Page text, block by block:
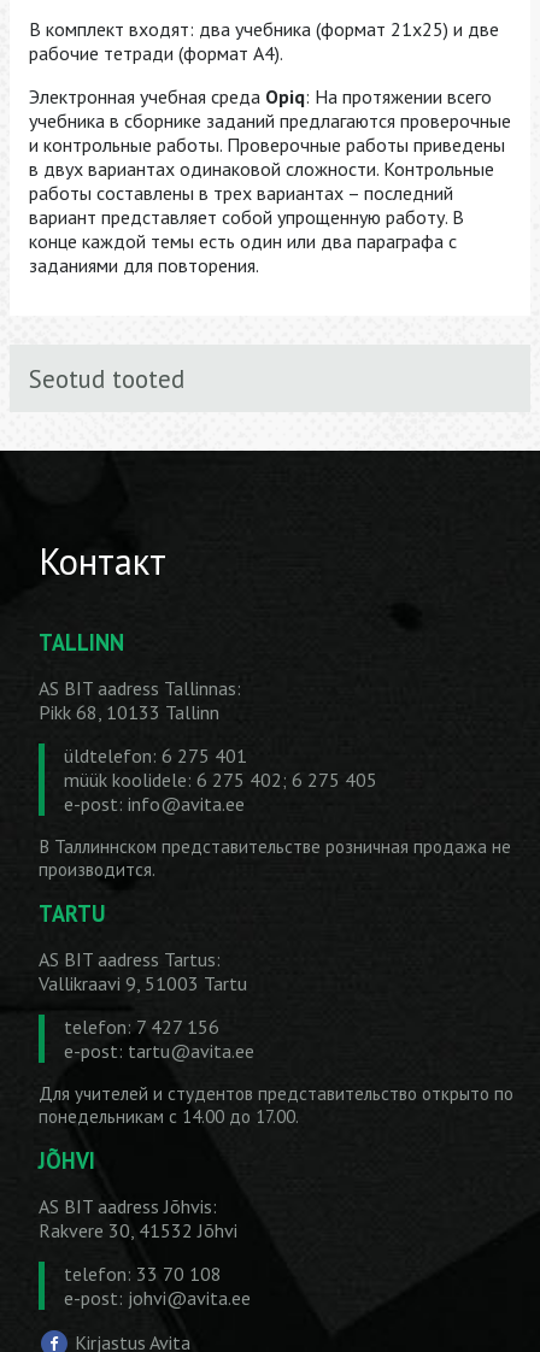
В комплект входят: два учебника (формат 21х25) и две
рабочие тетради (формат A4).
Электронная учебная среда Opiq: На протяжении всего
учебника в сборнике заданий предлагаются проверочные
и контрольные работы. Проверочные работы приведены
в двух вариантах одинаковой сложности. Контрольные
работы составлены в трех вариантах – последний
вариант представляет собой упрощенную работу. В
конце каждой темы есть один или два параграфа с
заданиями для повторения.
Seotud tooted
Контакт
TALLINN
AS BIT aadress Tallinnas:
Pikk 68, 10133 Tallinn
üldtelefon: 6 275 401
müük koolidele: 6 275 402; 6 275 405
e-post: info@avita.ee
В Таллиннском представительстве розничная продажа не
производится.
TARTU
AS BIT aadress Tartus:
Vallikraavi 9, 51003 Tartu
telefon: 7 427 156
e-post: tartu@avita.ee
Для учителей и студентов представительство открыто по
понедельникам с 14.00 до 17.00.
JÕHVI
AS BIT aadress Jõhvis:
Rakvere 30, 41532 Jõhvi
telefon: 33 70 108
e-post: johvi@avita.ee
Kirjastus Avita